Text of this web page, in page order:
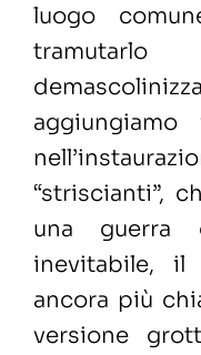
luogo
“striscianti”,
una guerra
inevitabile, il
ancora più
versione